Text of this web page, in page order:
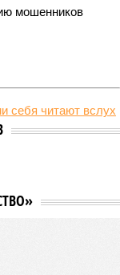
меры,
утвердили
Согласно
и
международного